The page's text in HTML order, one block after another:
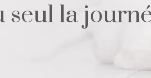
seul la